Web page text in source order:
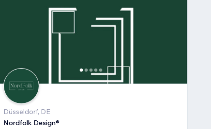
Düsseldorf, DE
Nordfolk Design®